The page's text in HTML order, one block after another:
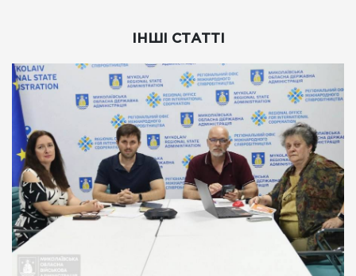
ІНШІ СТАТТІ